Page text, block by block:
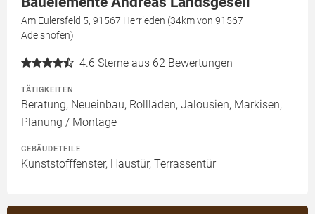
Am Eulersfeld 5, 91567 Herrieden (34km von 91567
Adelshofen)
4.6 Sterne aus 62 Bewertungen
TÄTIGKEITEN
Beratung, Neueinbau, Rollläden, Jalousien, Markisen,
Planung / Montage
GEBÄUDETEILE
Kunststofffenster, Haustür, Terrassentür